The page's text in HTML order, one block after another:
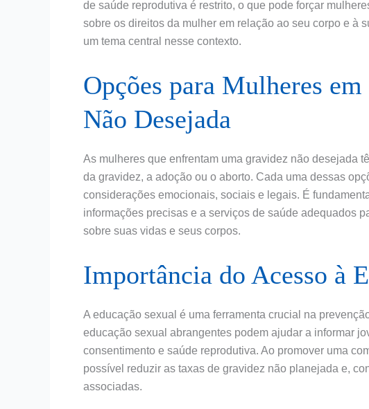
de saúde reprodutiva é restrito, o que pode forçar
sobre os direitos da mulher em relação ao seu corpo e à
um tema central nesse contexto.
Opções para Mulheres
Não Desejada
As mulheres que enfrentam uma gravidez não desejada
da gravidez, a adoção ou o aborto. Cada uma dessas
considerações emocionais, sociais e legais. É
informações precisas e a serviços de saúde adequados
sobre suas vidas e seus corpos.
Importância do Acesso à
A educação sexual é uma ferramenta crucial na
educação sexual abrangentes podem ajudar a informar
consentimento e saúde reprodutiva. Ao promover uma
possível reduzir as taxas de gravidez não planejada e,
associadas.